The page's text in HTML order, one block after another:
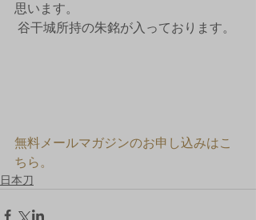
思います。
谷干城所持の朱銘が入っております。
無料メールマガジンのお申し込みはこ
ちら。
日本刀